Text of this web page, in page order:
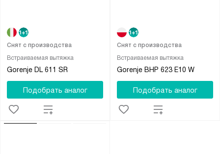
Встраиваемая вытяжка
Gorenje DL 611 SR
Снят с производства
Подобрать аналог
Встраиваемая вытяжка
Gorenje BHP 623 E10 W
Снят с производства
Подобрать аналог